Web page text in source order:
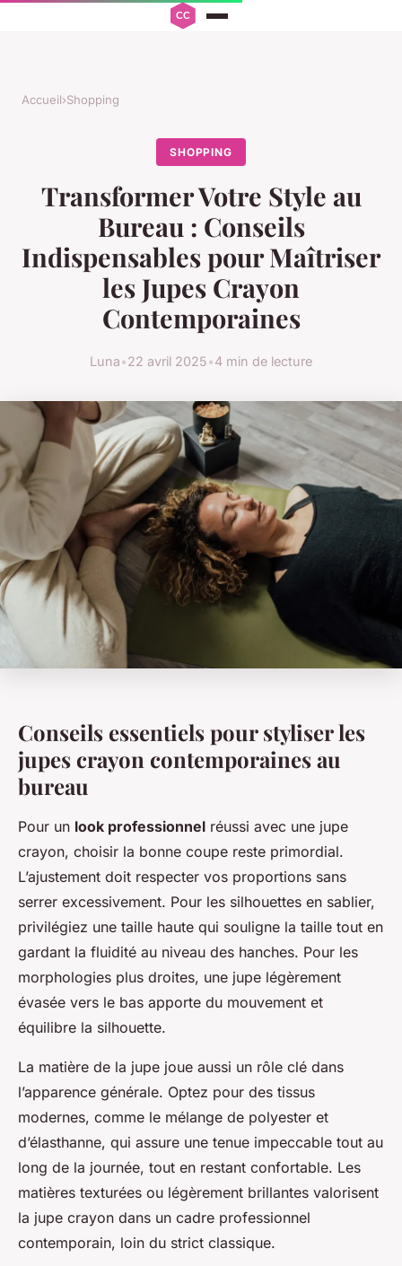
Accueil›Shopping
SHOPPING
Transformer Votre Style au
Bureau : Conseils
Indispensables pour Maîtriser
les Jupes Crayon
Contemporaines
Luna•22 avril 2025•4 min de lecture
Conseils essentiels pour styliser les
jupes crayon contemporaines au
bureau
Pour un look professionnel réussi avec une jupe
crayon, choisir la bonne coupe reste primordial.
L’ajustement doit respecter vos proportions sans
serrer excessivement. Pour les silhouettes en sablier,
privilégiez une taille haute qui souligne la taille tout en
gardant la fluidité au niveau des hanches. Pour les
morphologies plus droites, une jupe légèrement
évasée vers le bas apporte du mouvement et
équilibre la silhouette.
La matière de la jupe joue aussi un rôle clé dans
l’apparence générale. Optez pour des tissus
modernes, comme le mélange de polyester et
d’élasthanne, qui assure une tenue impeccable tout au
long de la journée, tout en restant confortable. Les
matières texturées ou légèrement brillantes valorisent
la jupe crayon dans un cadre professionnel
contemporain, loin du strict classique.